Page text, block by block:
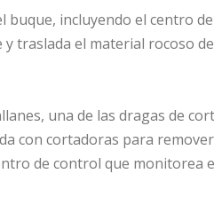
incluyendo el centro
traslada el material rocoso
una de las dragas de
con cortadoras para
de control que monitorea